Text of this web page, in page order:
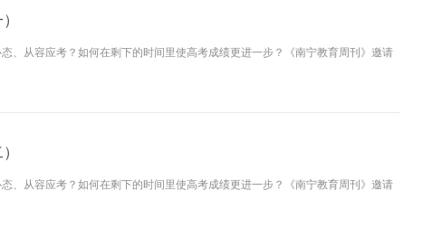
、从容应考？如何在剩下的时间里使高考成绩更进一步？《南宁教育周刊》邀请
、从容应考？如何在剩下的时间里使高考成绩更进一步？《南宁教育周刊》邀请